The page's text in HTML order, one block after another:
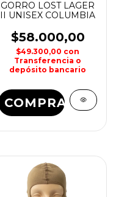
GORRO LOST LAGER
II UNISEX COLUMBIA
$58.000,00
$49.300,00 con
Transferencia o
depósito bancario
COMPRAR